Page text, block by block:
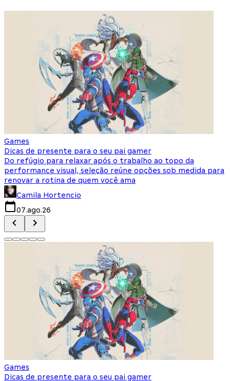
Games
Dicas de presente para o seu pai gamer
Do refúgio para relaxar após o trabalho ao topo da
performance visual, seleção reúne opções sob medida para
renovar a rotina de quem você ama
Camila Hortencio
07.ago.26
Games
Dicas de presente para o seu pai gamer